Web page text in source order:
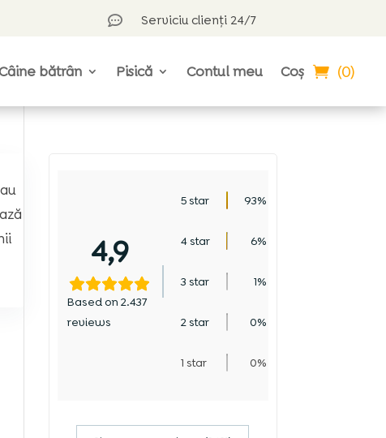
 Serviciu clienți 24/7
bătrân Pisică Contul meu Coș (0)
4,9
Based on 2.437
reviews
5 star 93%
4 star 6%
3 star 1%
2 star 0%
1 star 0%